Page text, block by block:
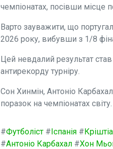
чемпіонатах, посівши місце
Варто зауважити, що
2026 року, вибувши з 1/8
Цей невдалий результат
антирекорду турніру.
Сон Хинмін, Антоніо
поразок на чемпіонатах світу.
#Футболіст #Іспанія #
#Антоніо Карбахал #Хон